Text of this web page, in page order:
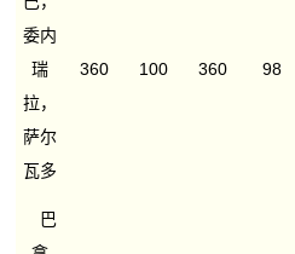
委内
瑞
拉，
萨尔
瓦多
360 100 360 98
巴